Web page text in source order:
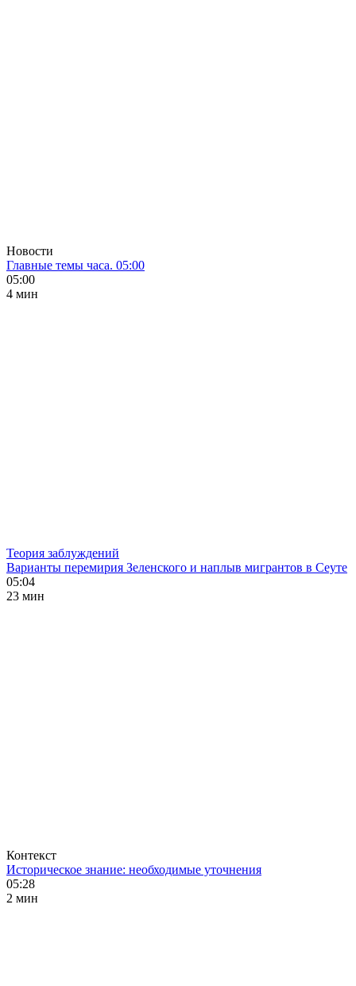
Новости
Главные темы часа. 05:00
05:00
4 мин
Теория заблуждений
Варианты перемирия Зеленского и наплыв мигрантов в Сеуте
05:04
23 мин
Контекст
Историческое знание: необходимые уточнения
05:28
2 мин